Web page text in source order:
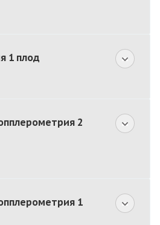
1 плод
2
1